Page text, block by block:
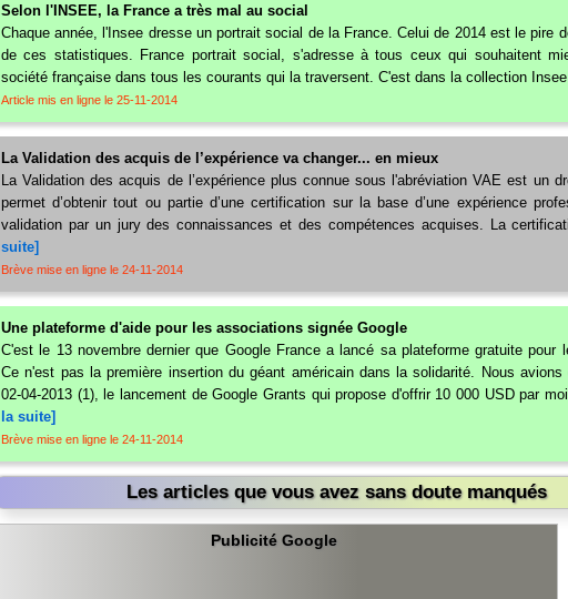
Selon l'INSEE, la France a très mal au social
Chaque année, l'Insee dresse un portrait social de la France. Celui de 2014 est le pire
de ces statistiques. France portrait social, s'adresse à tous ceux qui souhaitent
société française dans tous les courants qui la traversent. C'est dans la collection Insee
Article mis en ligne le 25-11-2014
La Validation des acquis de l’expérience va changer... en mieux
La Validation des acquis de l’expérience plus connue sous l'abréviation VAE est un
permet d’obtenir tout ou partie d’une certification sur la base d’une expérience
validation par un jury des connaissances et des compétences acquises. La
suite]
Brève mise en ligne le 24-11-2014
Une plateforme d'aide pour les associations signée Google
C'est le 13 novembre dernier que Google France a lancé sa plateforme gratuite pour
Ce n'est pas la première insertion du géant américain dans la solidarité. Nous avions
02-04-2013 (1), le lancement de Google Grants qui propose d'offrir 10 000 USD par
la suite]
Brève mise en ligne le 24-11-2014
Les articles que vous avez sans doute manqués
Publicité Google